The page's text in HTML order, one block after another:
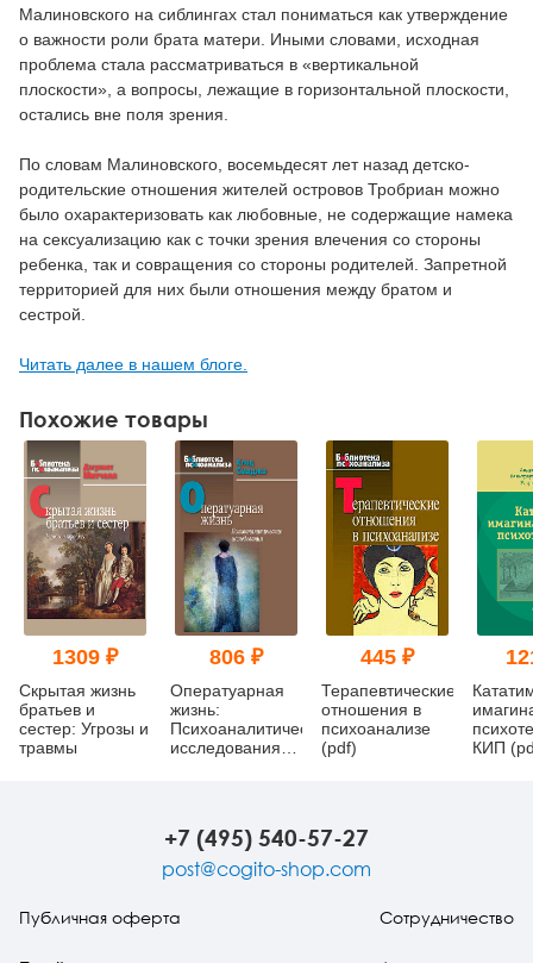
Малиновского на сиблингах стал пониматься как утверждение
о важности роли брата матери. Иными словами, исходная
проблема стала рассматриваться в «вертикальной
плоскости», а вопросы, лежащие в горизонтальной плоскости,
остались вне поля зрения.
По словам Малиновского, восемьдесят лет назад детско-
родительские отношения жителей островов Тробриан можно
было охарактеризовать как любовные, не содержащие намека
на сексуализацию как с точки зрения влечения со стороны
ребенка, так и совращения со стороны родителей. Запретной
территорией для них были отношения между братом и
сестрой.
Читать далее в нашем блоге.
Похожие товары
1309 ₽
Скрытая жизнь
братьев и
сестер: Угрозы и
травмы
806 ₽
Оператуарная
жизнь:
Психоаналитические
исследования
445 ₽
Терапевтические
отношения в
психоанализе
(pdf)
КИП
+7 (495) 540-57-27
post@cogito-shop.com
Публичная оферта Сотрудничество